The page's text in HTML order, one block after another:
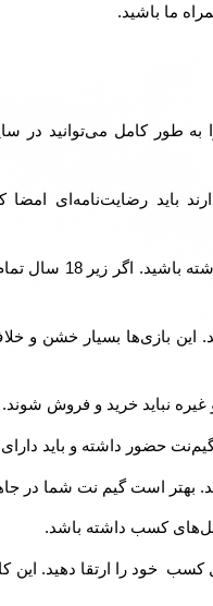
ما باشید.
به طور کامل می‌توانید در
باید رضایت‌نامه‌ای امضا
برای دریافت جواز کسب باید حداقل شرط سن قانونی
این بازی‌ها بسیار خشن و
نباید خرید و فروش شوند.
حضور داشته و باید
بهتر است گیم نت شما در
کسب داشته باشد.
خود را ارتقا دهید. این